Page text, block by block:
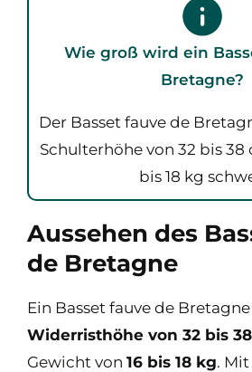
Wie groß wird ein
Bretagne?
Der Basset fauve de
Schulterhöhe von 32 bis 38
bis 18 kg
Aussehen des
de Bretagne
Ein Basset fauve de
Widerristhöhe von 32 bis
Gewicht von 16 bis 18 kg.